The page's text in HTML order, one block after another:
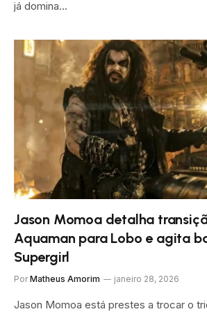
já domina…
Jason Momoa detalha
Aquaman para Lobo e agita
Supergirl
Por Matheus Amorim janeiro 28, 2026
Jason Momoa está prestes a trocar o